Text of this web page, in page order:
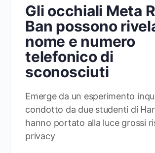
Gli occhiali Meta
Ban possono
nome e numero
telefonico di
sconosciuti
Emerge da un esperimento
condotto da due studenti di
hanno portato alla luce grossi
privacy